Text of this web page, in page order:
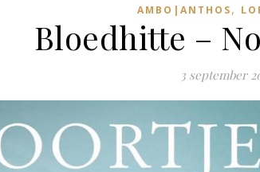
AMBO|ANTHOS,
Bloedhitte –
3 september